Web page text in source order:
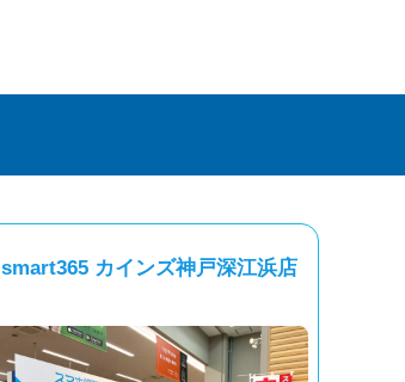
smart365 カインズ神戸深江浜店